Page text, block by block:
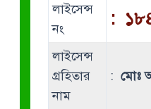
লাইসেন্স
নং
:
লাইসেন্স
গ্রহিতার
নাম
: মোঃ